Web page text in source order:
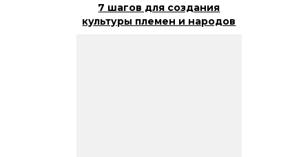
7 шагов для создания
культуры племен и народов